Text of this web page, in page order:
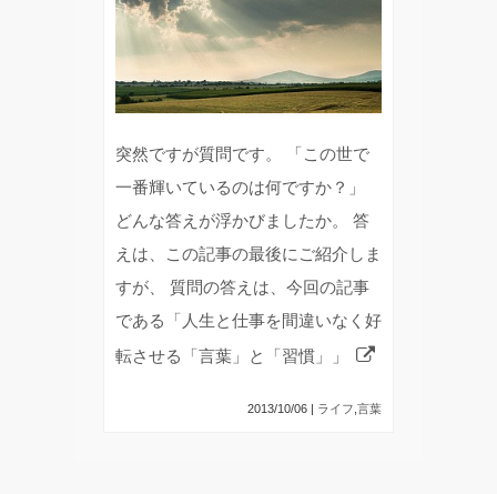
突然ですが質問です。 「この世で
一番輝いているのは何ですか？」
どんな答えが浮かびましたか。 答
えは、この記事の最後にご紹介しま
すが、 質問の答えは、今回の記事
である「人生と仕事を間違いなく好
転させる「言葉」と「習慣」」
2013/10/06 | ライフ 言葉